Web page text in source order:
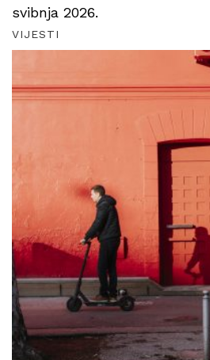
svibnja 2026.
VIJESTI